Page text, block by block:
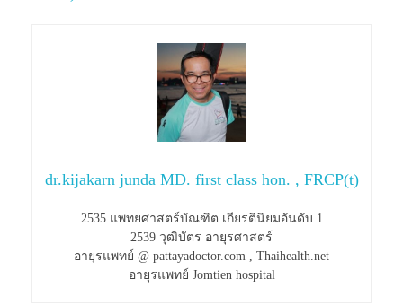
dr.kijakarn junda MD. first class hon. , FRCP(t)
2535 แพทยศาสตร์บัณฑิต เกียรตินิยมอันดับ 1
2539 วุฒิบัตร อายุรศาสตร์
อายุรแพทย์ @ pattayadoctor.com , Thaihealth.net
อายุรแพทย์ Jomtien hospital